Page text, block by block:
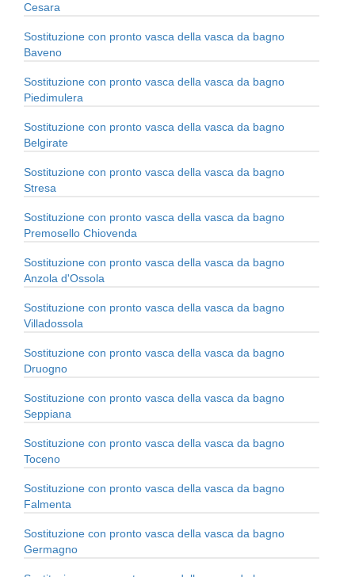
Cesara
Sostituzione con pronto vasca della vasca da bagno
Baveno
Sostituzione con pronto vasca della vasca da bagno
Piedimulera
Sostituzione con pronto vasca della vasca da bagno
Belgirate
Sostituzione con pronto vasca della vasca da bagno
Stresa
Sostituzione con pronto vasca della vasca da bagno
Premosello Chiovenda
Sostituzione con pronto vasca della vasca da bagno
Anzola d'Ossola
Sostituzione con pronto vasca della vasca da bagno
Villadossola
Sostituzione con pronto vasca della vasca da bagno
Druogno
Sostituzione con pronto vasca della vasca da bagno
Seppiana
Sostituzione con pronto vasca della vasca da bagno
Toceno
Sostituzione con pronto vasca della vasca da bagno
Falmenta
Sostituzione con pronto vasca della vasca da bagno
Germagno